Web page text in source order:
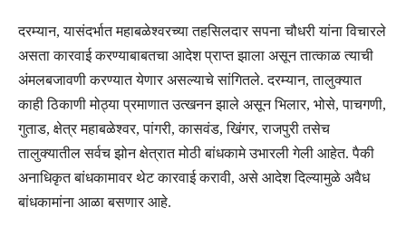
दरम्यान, यासंदर्भात महाबळेश्वरच्या तहसिलदार सपना चौधरी यांना विचारले
असता कारवाई करण्याबाबतचा आदेश प्राप्त झाला असून तात्काळ त्याची
अंमलबजावणी करण्यात येणार असल्याचे सांगितले. दरम्यान, तालुक्यात
काही ठिकाणी मोठ्या प्रमाणात उत्खनन झाले असून भिलार, भोसे, पाचगणी,
गुताड, क्षेत्र महाबळेश्वर, पांगरी, कासवंड, खिंगर, राजपुरी तसेच
तालुक्यातील सर्वच झोन क्षेत्रात मोठी बांधकामे उभारली गेली आहेत. पैकी
अनाधिकृत बांधकामावर थेट कारवाई करावी, असे आदेश दिल्यामुळे अवैध
बांधकामांना आळा बसणार आहे.